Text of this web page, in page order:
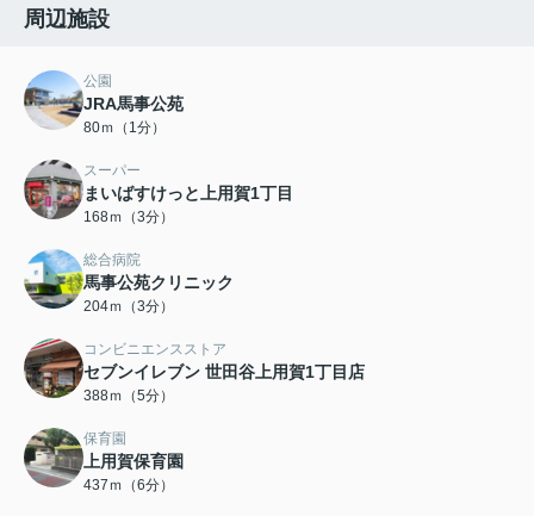
周辺施設
公園
JRA馬事公苑
80ｍ（1分）
スーパー
まいばすけっと上用賀1丁目
168ｍ（3分）
総合病院
馬事公苑クリニック
204ｍ（3分）
コンビニエンスストア
セブンイレブン 世田谷上用賀1丁目店
388ｍ（5分）
保育園
上用賀保育園
437ｍ（6分）